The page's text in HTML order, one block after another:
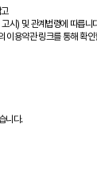
시) 및 관계법령에 따릅니
이용약관 링크를 통해 확
니다.